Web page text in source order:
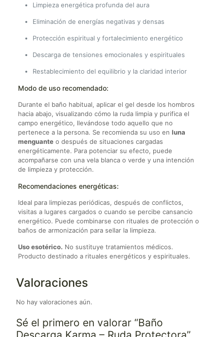
Limpieza energética profunda del aura
Eliminación de energías negativas y densas
Protección espiritual y fortalecimiento energético
Descarga de tensiones emocionales y espirituales
Restablecimiento del equilibrio y la claridad interior
Modo de uso recomendado:
Durante el baño habitual, aplicar el gel desde los hombros
hacia abajo, visualizando cómo la ruda limpia y purifica el
campo energético, llevándose todo aquello que no
pertenece a la persona. Se recomienda su uso en luna
menguanteo después de situaciones cargadas
energéticamente. Para potenciar su efecto, puede
acompañarse con una vela blanca o verde y una intención
de limpieza y protección.
Recomendaciones energéticas:
Ideal para limpiezas periódicas, después de conflictos,
visitas a lugares cargados o cuando se percibe cansancio
energético. Puede combinarse con rituales de protección o
baños de armonización para sellar la limpieza.
Uso esotérico. No sustituye tratamientos médicos.
Producto destinado a rituales energéticos y espirituales.
Valoraciones
No hay valoraciones aún.
Sé el primero en valorar “Baño